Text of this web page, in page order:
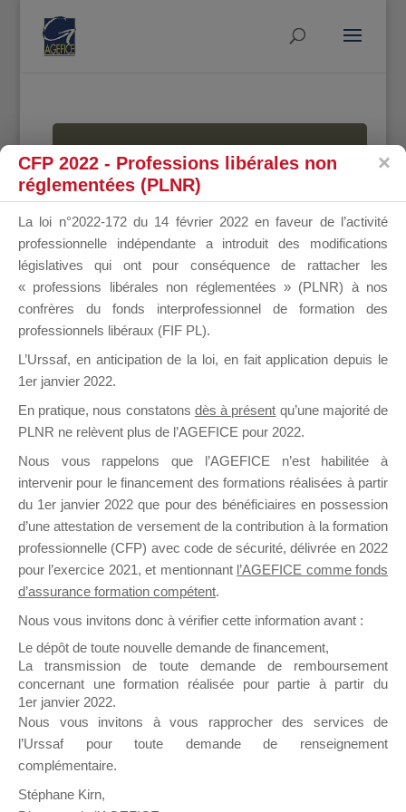
MALLETTE
DU
DIRIGEANT
Groupe Public
il y a un mois
Ce groupe est destiné aux Organismes de
Formation qui souhaitent répondre à l’Appel à
Propositions Mallette du Dirigeant.
sur lequel il est possible de laisser un message
ou poser une question.
NB : Il est nécessaire d’être
pouvoir rejoindre ce groupe
CFP 2022 - Professions libérales non
réglementées (PLNR)
La loi n°2022-172 du 14 février 2022 en faveur de l’activité
professionnelle indépendante a introduit des modifications
législatives qui ont pour conséquence de rattacher les
« professions libérales non réglementées » (PLNR) à nos
confrères du fonds interprofessionnel de formation des
professionnels libéraux (FIF PL).
L’Urssaf, en anticipation de la loi, en fait application depuis le
1er janvier 2022.
En pratique, nous constatons dès à présent qu’une majorité de
PLNR ne relèvent plus de l’AGEFICE pour 2022.
Nous vous rappelons que l’AGEFICE n’est habilitée à
intervenir pour le financement des formations réalisées à partir
du 1er janvier 2022 que pour des bénéficiaires en possession
d’une attestation de versement de la contribution à la formation
professionnelle (CFP) avec code de sécurité, délivrée en 2022
pour l’exercice 2021, et mentionnant l’AGEFICE comme fonds
d’assurance formation compétent.
Nous vous invitons donc à vérifier cette information avant :
Le dépôt de toute nouvelle demande de financement,
La transmission de toute demande de remboursement
concernant une formation réalisée pour partie à partir du
1er janvier 2022.
Nous vous invitons à vous rapprocher des services de
l’Urssaf pour toute demande de renseignement
complémentaire.
Stéphane Kirn,